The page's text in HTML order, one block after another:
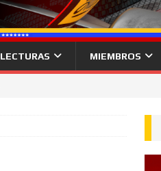
LECTURAS MIEMBROS